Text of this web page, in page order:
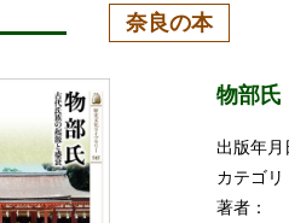
奈良の本
物部
出版年月
カテゴリ
著者：